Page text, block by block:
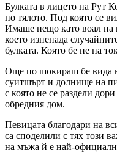
Булката в лицето на Рут
по тялото. Под която се
Имаше нещо като воал на
което изненада
булката. Която бе не на
Още по шокираш бе вида
суитшърт и долнище на
с която не се раздели
обредния дом.
Певицата благодари на
са споделили с тях този
на мъжа й е най-